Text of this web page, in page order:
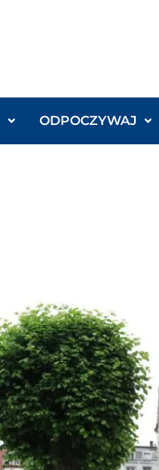
ODPOCZYWAJ